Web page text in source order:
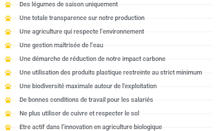
Des légumes de saison uniquement
Une totale transparence sur notre production
Une agriculture qui respecte l’environnement
Une gestion maîtrisée de l’eau
Une démarche de réduction de notre impact carbone
Une utilisation des produits plastique restreinte au strict minimum
Une biodiversité maximale autour de l'exploitation
De bonnes conditions de travail pour les salariés
Ne plus utiliser de cuivre et respecter le sol
Etre actif dans l’innovation en agriculture biologique